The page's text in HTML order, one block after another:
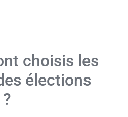
choisis les
élections